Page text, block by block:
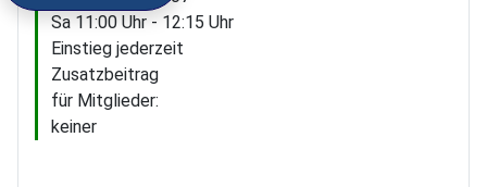
Sa 11:00 Uhr - 12:15 Uhr
Einstieg jederzeit
Zusatzbeitrag
für Mitglieder:
keiner